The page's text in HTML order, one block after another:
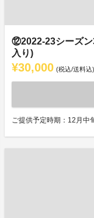
⑫2022-23シーズン
入り)
¥30,000 (税込/送料込)
ご提供予定時期：12月中